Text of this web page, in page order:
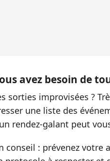
avez besoin de
sorties improvisées ?
une liste des
rendez-galant peut
conseil : prévenez votre